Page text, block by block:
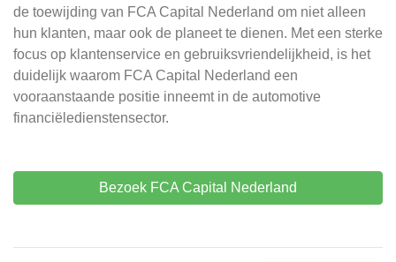
de toewijding van FCA Capital Nederland om niet alleen
hun klanten, maar ook de planeet te dienen. Met een sterke
focus op klantenservice en gebruiksvriendelijkheid, is het
duidelijk waarom FCA Capital Nederland een
vooraanstaande positie inneemt in de automotive
financiëledienstensector.
Bezoek FCA Capital Nederland